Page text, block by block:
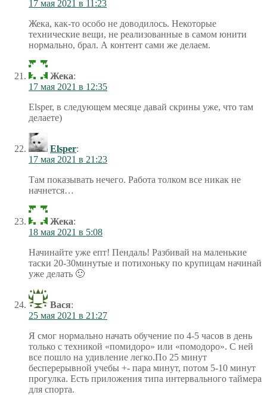
17 мая 2021 в 11:23
Жека, как-то особо не доводилось. Некоторые
технические вещи, не реализованные в самом юнити
нормально, брал. А контент сами же делаем.
Жека:
17 мая 2021 в 12:35
Elsper, в следующем месяце давай скрины уже, что там
делаете)
Elsper:
17 мая 2021 в 21:23
Там показывать нечего. Работа толком все никак не
начнется…
Жека:
18 мая 2021 в 5:08
Начинайте уже епт! Пендаль! Разбивай на маленькие
таски 20-30минутые и потихоньку по крупицам начинай
уже делать 🙂
Вася:
25 мая 2021 в 21:27
Я смог нормально начать обучение по 4-5 часов в день
только с техникой «помидоро» или «помодоро». С ней
все пошло на удивление легко.По 25 минут
бесперерывной учебы +- пара минут, потом 5-10 минут
прогулка. Есть приложения типа интервального таймера
для спорта.